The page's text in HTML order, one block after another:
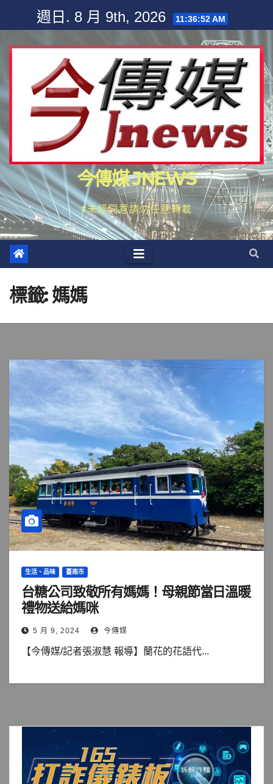
content
週日. 8 月 9th, 2026 11:36:53 AM
今傳媒 JNEWS
#未經同意請勿任意轉載
標籤:媽媽
生活、品味 臺南市
台糖公司致敬所有媽媽！母親節當日溫暖
禮物送給媽咪
5 月 9, 2024 今傳媒
【今傳媒/記者張淑慧 報導】蘭花的花語代...